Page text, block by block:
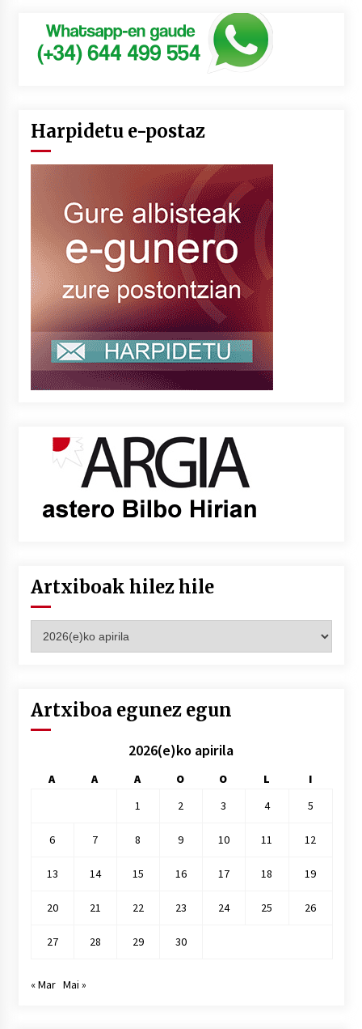
Harpidetu e-postaz
Artxiboak hilez hile
hilez
Artxiboa egunez egun
2026(e)ko apirila
A A A O O L
I
1
2 3 4 5
6 7 8 9 10 11 12
13 14 15 16 17 18 19
20 21 22 23 24 25 26
27 28 29 30
« Mar Mai »